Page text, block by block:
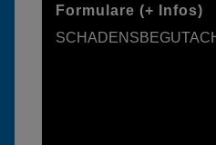
Formulare (+ Infos)